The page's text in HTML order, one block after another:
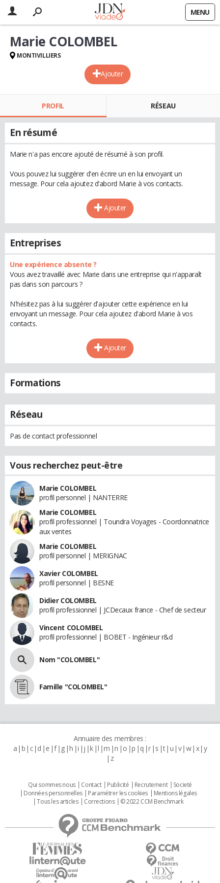
MENU
Ajouter
Marie COLOMBEL
MONTIVILLIERS
PROFIL RÉSEAU
En résumé
Marie n'a pas encore ajouté de résumé à son profil.
Vous pouvez lui suggérer d'en écrire un en lui envoyant un
message. Pour cela ajoutez d'abord Marie à vos contacts.
Ajouter
Entreprises
Une expérience absente ?
Vous avez travaillé avec Marie dans une entreprise qui n'apparaît
pas dans son parcours ?
N'hésitez pas à lui suggérer d'ajouter cette expérience en lui
envoyant un message. Pour cela ajoutez d'abord Marie à vos
contacts.
Ajouter
Formations
Réseau
Pas de contact professionnel
Vous recherchez peut-être
Marie COLOMBEL
profil personnel | NANTERRE
Marie COLOMBEL
profil professionnel | Toundra Voyages - Coordonnatrice
aux ventes
Marie COLOMBEL
profil personnel | MERIGNAC
Xavier COLOMBEL
profil personnel | BESNE
Didier COLOMBEL
profil professionnel | JCDecaux france - Chef de secteur
Vincent COLOMBEL
profil professionnel | BOBET - Ingénieur r&d
Nom "COLOMBEL"
Famille "COLOMBEL"
Annuaire des membres :
a b c d e f g h i j k l m n o p q r s t u v w x y
z
Qui sommes nous Contact Publicité Recrutement
Societé
Données personnelles
Paramétrer les cookies
Mentions légales
Tous les articles
Corrections © 2022 CCM Benchmark